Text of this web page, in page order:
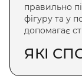
правильно
фігуру та у
допомагає
ЯКІ